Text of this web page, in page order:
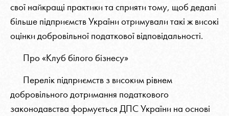
свої найкращі практики та сприяти тому, щоб дедалі
більше підприємств України отримували такі ж високі
оцінки добровільної податкової відповідальності.
Про «Клуб білого бізнесу»
Перелік підприємств з високим рівнем
добровільного дотримання податкового
законодавства формується ДПС України на основі